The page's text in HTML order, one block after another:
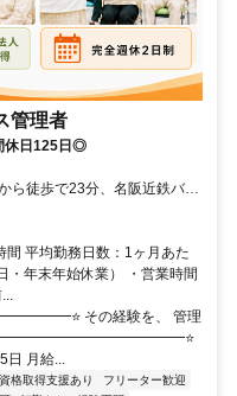
管理者
休日125日◎
ら徒歩で23分、名阪近鉄バス
平均勤務日数：1ヶ月あた
・年末年始休業） ・営業時間
その経験を、 管理
日 月給...
資格取得支援あり
フリーター歓迎